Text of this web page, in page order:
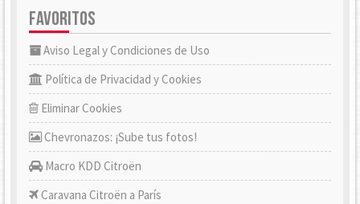
FAVORITOS
Aviso Legal y Condiciones de Uso
Política de Privacidad y Cookies
Eliminar Cookies
Chevronazos: ¡Sube tus fotos!
Macro KDD Citroën
Caravana Citroën a París